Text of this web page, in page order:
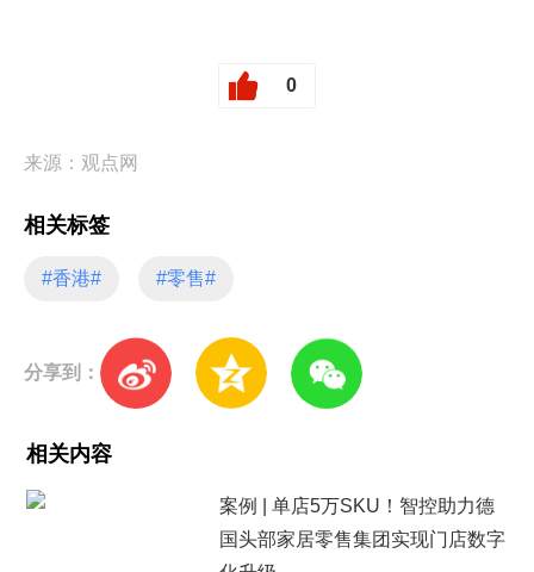
0
来源：观点网
相关标签
#香港# #零售#
分享到：
相关内容
案例 | 单店5万SKU！智控助力德
国头部家居零售集团实现门店数字